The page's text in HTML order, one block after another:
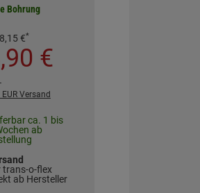
Bohrung
15€*
90 €
Versand
ca. 1 bis
ab
trans-o-flex
ab Hersteller